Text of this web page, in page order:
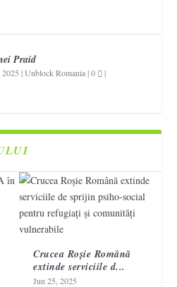
Praid
|Unblock Romania|0 |
Crucea Roșie Română
extinde serviciile d...
Jun 25, 2025